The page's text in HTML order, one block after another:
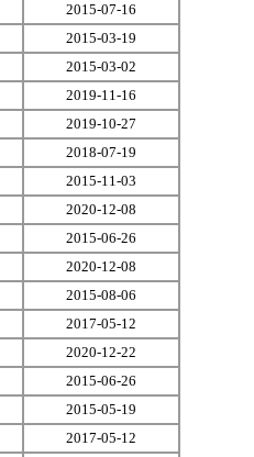
2015-07-16
2015-03-19
2015-03-02
2019-11-16
2019-10-27
2018-07-19
2015-11-03
2020-12-08
2015-06-26
2020-12-08
2015-08-06
2017-05-12
2020-12-22
2015-06-26
2015-05-19
2017-05-12